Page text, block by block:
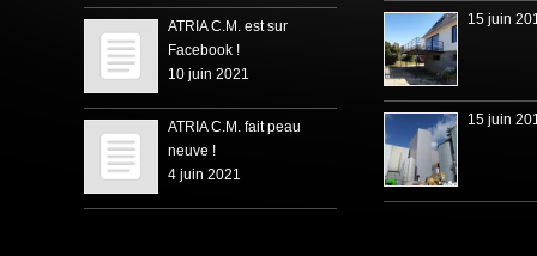
ATRIA C.M. est sur
Facebook !
10 juin 2021
ATRIA C.M. fait peau
neuve !
4 juin 2021
15 juin
15 juin